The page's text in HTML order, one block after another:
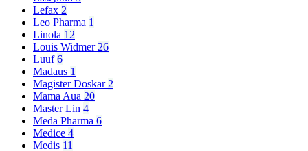
Lefax 2
Leo Pharma 1
Linola 12
Louis Widmer 26
Luuf6
Madaus 1
Magister Doskar 2
Mama Aua 20
Master Lin 4
Meda Pharma 6
Medice 4
Medis 11